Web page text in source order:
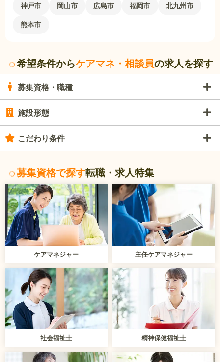
神戸市
岡山市 広島市 福岡市
北九州市
熊本市
希望条件からケアマネ・相談員の求人を探す
募集資格・職種
施設形態
こだわり条件
募集資格で探す転職・求人特集
ケアマネジャー 主任ケアマネジャー
社会福祉士 精神保健福祉士